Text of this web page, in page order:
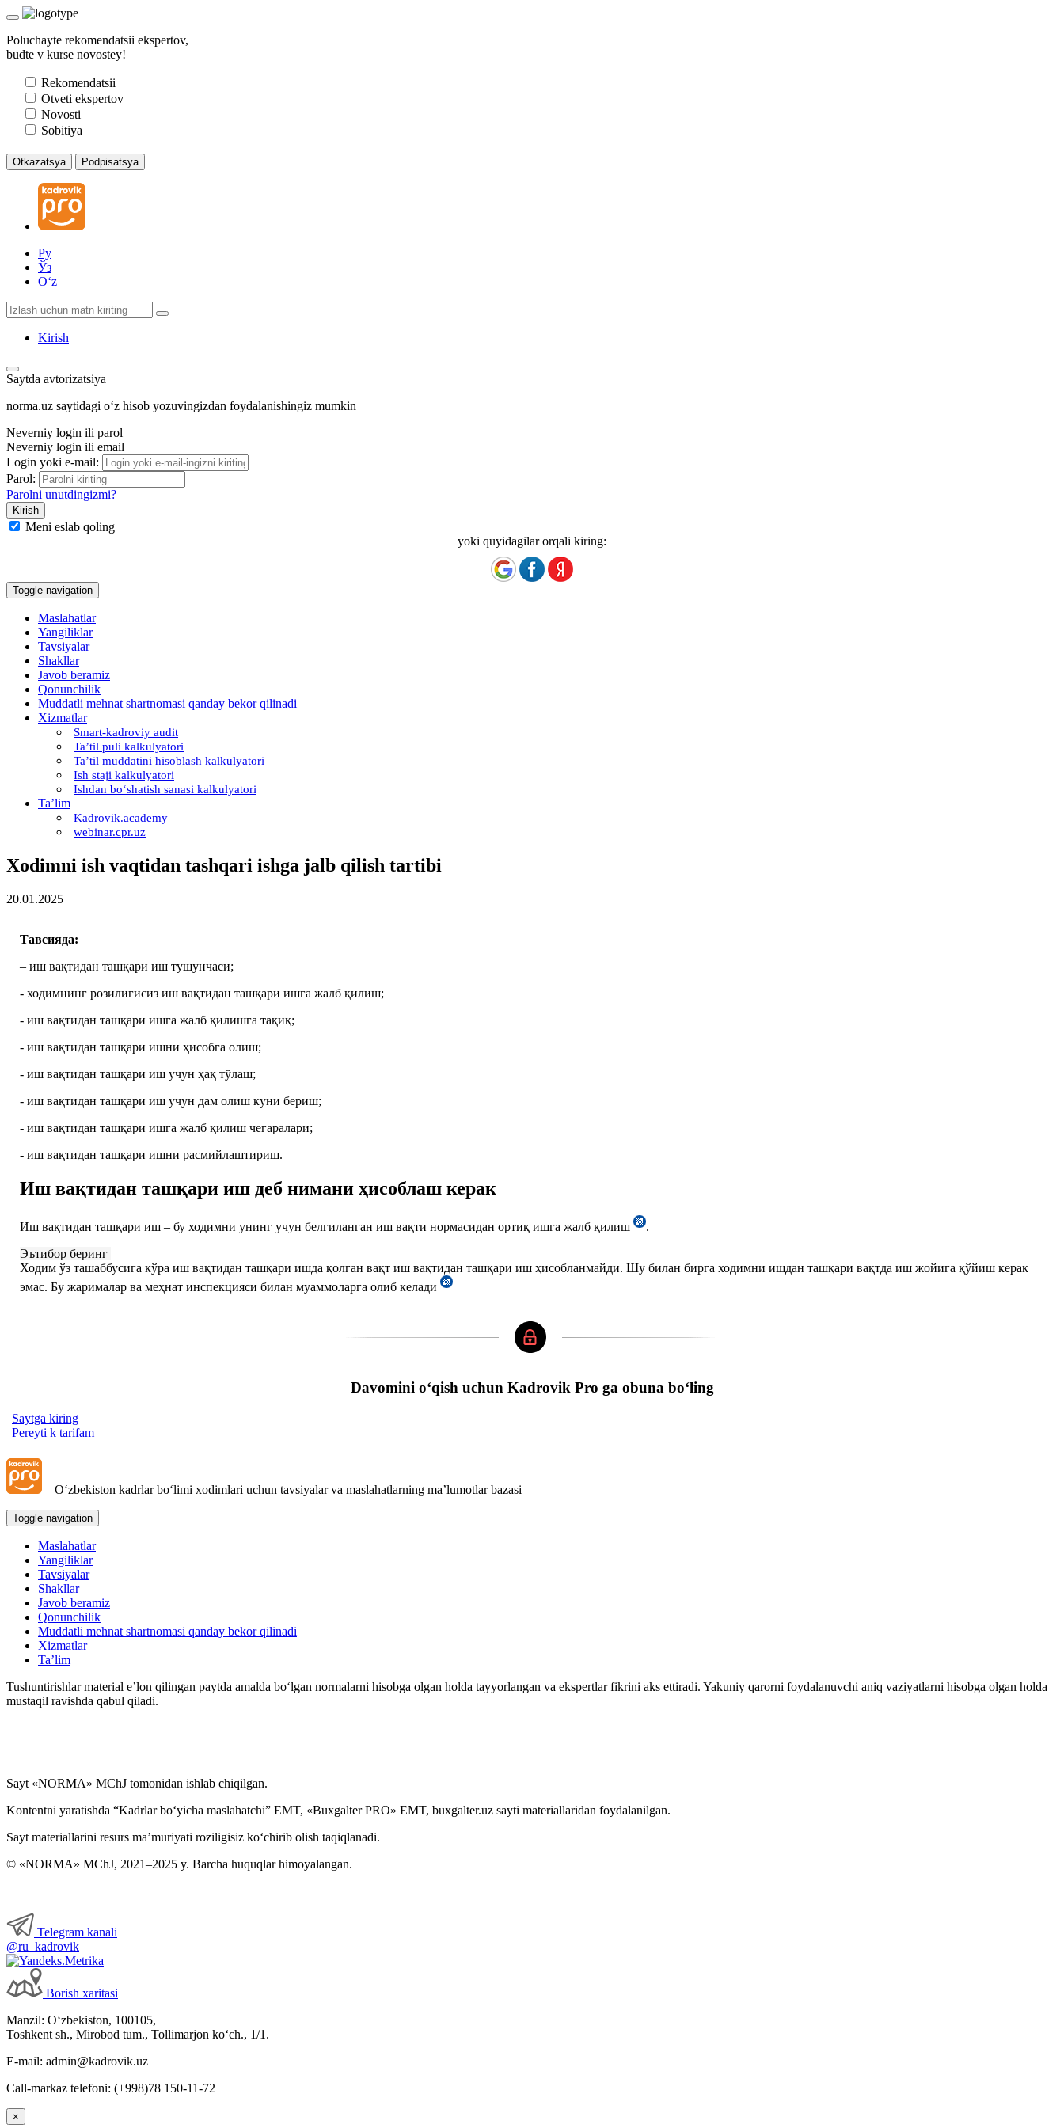
Poluchayte rekomendatsii ekspertov,
budte v kurse novostey!
Rekomendatsii
Otveti ekspertov
Novosti
Sobitiya
Otkazatsya Podpisatsya
Ру
Ўз
Oʻz
Kirish
Saytda avtorizatsiya
norma.uz saytidagi oʻz hisob yozuvingizdan foydalanishingiz mumkin
Neverniy login ili parol
Neverniy login ili email
Login yoki e-mail:
Parol:
Parolni unutdingizmi?
Meni eslab qoling
yoki quyidagilar orqali kiring:
Toggle navigation
Maslahatlar
Yangiliklar
Tavsiyalar
Shakllar
Javob beramiz
Qonunchilik
Muddatli mehnat shartnomasi qanday bekor qilinadi
Xizmatlar
Smart-kadroviy audit
Ta’til puli kalkulyatori
Ta’til muddatini hisoblash kalkulyatori
Ish staji kalkulyatori
Ishdan boʻshatish sanasi kalkulyatori
Ta’lim
Kadrovik.academy
webinar.cpr.uz
Xodimni ish vaqtidan tashqari ishga jalb qilish tartibi
20.01.2025
Тавсияда:
– иш вақтидан ташқари иш тушунчаси;
- ходимнинг розилигисиз иш вақтидан ташқари ишга жалб қилиш;
- иш вақтидан ташқари ишга жалб қилишга тақиқ;
- иш вақтидан ташқари ишни ҳисобга олиш;
- иш вақтидан ташқари иш учун ҳақ тўлаш;
- иш вақтидан ташқари иш учун дам олиш куни бериш;
- иш вақтидан ташқари ишга жалб қилиш чегаралари;
- иш вақтидан ташқари ишни расмийлаштириш.
Иш вақтидан ташқари иш деб нимани ҳисоблаш керак
Иш вақтидан ташқари иш – бу ходимни унинг учун белгиланган иш вақти нормасидан ортиқ ишга жалб қилиш
.
Эътибор беринг
Ходим ўз ташаббусига кўра иш вақтидан ташқари ишда қолган вақт иш вақтидан ташқари иш ҳисобланмайди. Шу билан бирга ходимни ишдан ташқари вақтда иш жойига қўйиш керак
эмас. Бу жарималар ва меҳнат инспекцияси билан муаммоларга олиб келади
Davomini oʻqish uchun Kadrovik Pro ga obuna boʻling
Saytga kiring
Pereyti k tarifam
– Oʻzbekiston kadrlar boʻlimi хodimlari uchun tavsiyalar va maslahatlarning ma’lumotlar bazasi
Toggle navigation
Maslahatlar
Yangiliklar
Tavsiyalar
Shakllar
Javob beramiz
Qonunchilik
Muddatli mehnat shartnomasi qanday bekor qilinadi
Xizmatlar
Ta’lim
Tushuntirishlar material e’lon qilingan paytda amalda boʻlgan normalarni hisobga olgan holda tayyorlangan va ekspertlar fikrini aks ettiradi. Yakuniy qarorni foydalanuvchi aniq vaziyatlarni hisobga olgan holda
mustaqil ravishda qabul qiladi.
Sayt «NORMA» MChJ tomonidan ishlab chiqilgan.
Kontentni yaratishda “Kadrlar boʻyicha maslahatchi” EMT, «Buxgalter PRO» EMT, buxgalter.uz sayti materiallaridan foydalanilgan.
Sayt materiallarini resurs ma’muriyati roziligisiz koʻchirib olish taqiqlanadi.
© «NORMA» MChJ, 2021–2025 y. Barcha huquqlar himoyalangan.
Telegram kanali
@ru_kadrovik
Borish хaritasi
Manzil: Oʻzbekiston, 100105,
Toshkent sh., Mirobod tum., Tollimarjon koʻch., 1/1.
E-mail: admin@kadrovik.uz
Call-markaz telefoni: (+998)78 150-11-72
×